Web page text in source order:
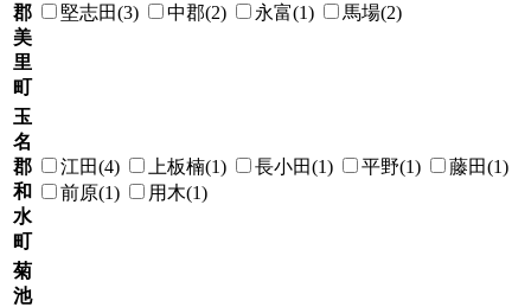
郡
美
里
町
堅志田(3) 中郡(2) 永富(1) 馬場(2)
玉
名
郡
和
水
町
江田(4) 上板楠(1) 長小田(1) 平野(1)
藤田(1)
前原(1)
用木(1)
菊
池